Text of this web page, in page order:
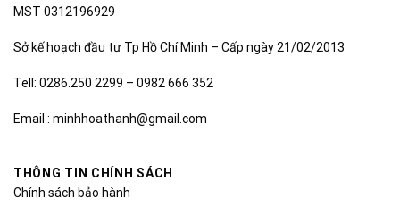
MST 0312196929
Sở kế hoạch đầu tư Tp Hồ Chí Minh – Cấp ngày 21/02/2013
Tell: 0286.250 2299 – 0982 666 352
Email : minhhoathanh@gmail.com
THÔNG TIN CHÍNH SÁCH
Chính sách bảo hành